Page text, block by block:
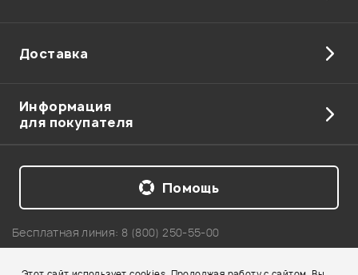
Доставка
Информация
для покупателя
Бесплатная линия: 8 (800) 250-55-00
Помощь